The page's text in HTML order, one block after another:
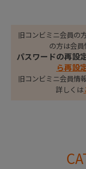
旧コンビミニ会員の
の方は会員
パスワードの再設
ら再設
旧コンビミニ会員情
詳しくは